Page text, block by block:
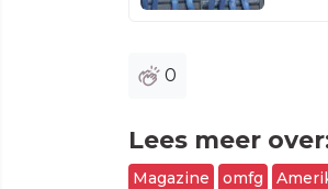
0
Lees meer
Magazine omfg